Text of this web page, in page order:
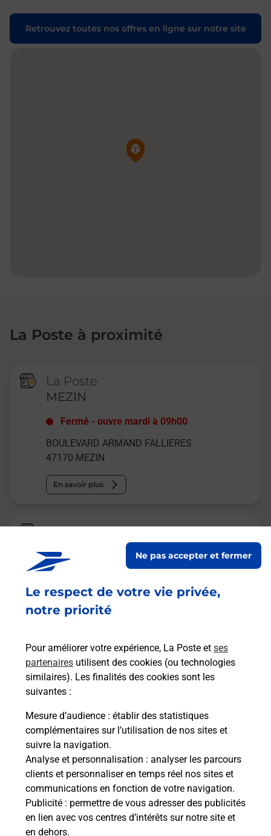
Le respect de votre vie privée,
notre priorité
Pour améliorer votre expérience, La Poste et ses
partenaires utilisent des cookies (ou technologies
similaires). Les finalités des cookies sont les
suivantes :
Mesure d’audience : établir des statistiques
complémentaires sur l’utilisation de nos sites et
suivre la navigation.
Analyse et personnalisation : analyser les parcours
clients et personnaliser en temps réel nos sites et
communications en fonction de votre navigation.
Publicité : permettre de vous adresser des publicités
en lien avec vos centres d’intérêts sur notre site et
en dehors.
Ne pas accepter et fermer
Retrouvez toutes nos offres en ligne sur notre site
Pin de la carte
La Poste à proximité
La Poste
MEZIN
Fermé -ouvre mardi à 09h00
BOULEVARD ARMAND FALLIERES
47170 MEZIN
En savoir plus
La Poste Agence Communale
POUDENAS MAIRIE
ouvre vendredi à 13h30
ROUTE DEPARTEMENTALE 656
47170 POUDENAS
Malin !
La Poste
en ligne
Ouvert 24h/24
En savoir plus